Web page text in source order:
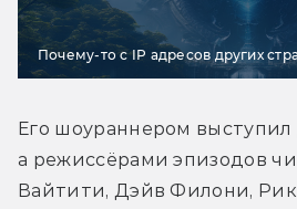
Почему-то с IP адресов других
Его шоураннером
а режиссёрами эпизодов
Вайтити, Дэйв Филони,